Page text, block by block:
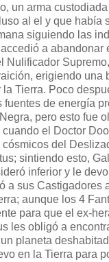
un arma
al el y que había
siguiendo las
a abandonar
Nulificador
erigiendo una
Tierra. Poco
fuentes de energía
pero esto fue
el Doctor
del
sintiendo esto,
inferior y le
a sus Castigadores
aunque los 4
para que el ex-
les obligó a
planeta
en la Tierra para